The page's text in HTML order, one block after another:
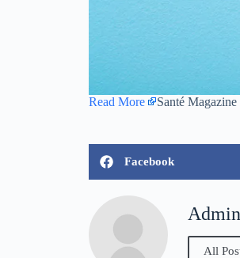
Read More Santé Magazine
Facebook
Admin
All